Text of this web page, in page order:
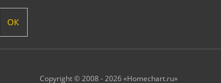
ОК
Copyright © 2008 - 2026 «Homechart.ru»